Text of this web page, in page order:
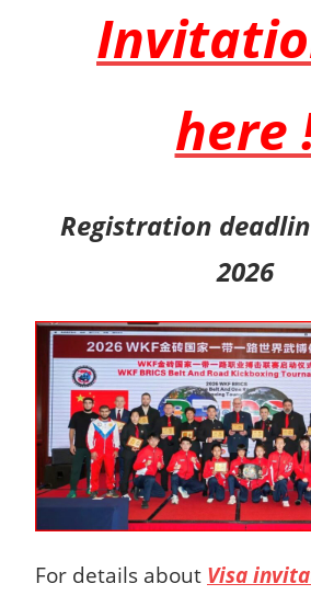
here
Registration
2026
For details about Visa